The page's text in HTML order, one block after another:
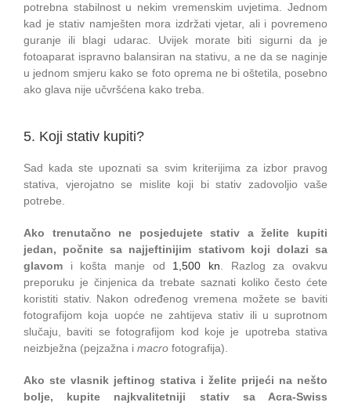
potrebna stabilnost u nekim vremenskim uvjetima. Jednom
kad je stativ namješten mora izdržati vjetar, ali i povremeno
guranje ili blagi udarac. Uvijek morate biti sigurni da je
fotoaparat ispravno balansiran na stativu, a ne da se naginje
u jednom smjeru kako se foto oprema ne bi oštetila, posebno
ako glava nije učvršćena kako treba.
5. Koji stativ kupiti?
Sad kada ste upoznati sa svim kriterijima za izbor pravog
stativa, vjerojatno se mislite koji bi stativ zadovoljio vaše
potrebe.
Ako trenutačno ne posjedujete stativ a želite kupiti
jedan, počnite sa najjeftinijim stativom koji dolazi sa
glavom i košta manje od 1,500 kn . Razlog za ovakvu
preporuku je činjenica da trebate saznati koliko često ćete
koristiti stativ. Nakon određenog vremena možete se baviti
fotografijom koja uopće ne zahtijeva stativ ili u suprotnom
slučaju, baviti se fotografijom kod koje je upotreba stativa
neizbježna (pejzažna i macro fotografija).
Ako ste vlasnik jeftinog stativa i želite prijeći na nešto
bolje, kupite najkvalitetniji stativ sa Acra-Swiss